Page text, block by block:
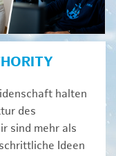
halten
des
sind mehr als
Ideen